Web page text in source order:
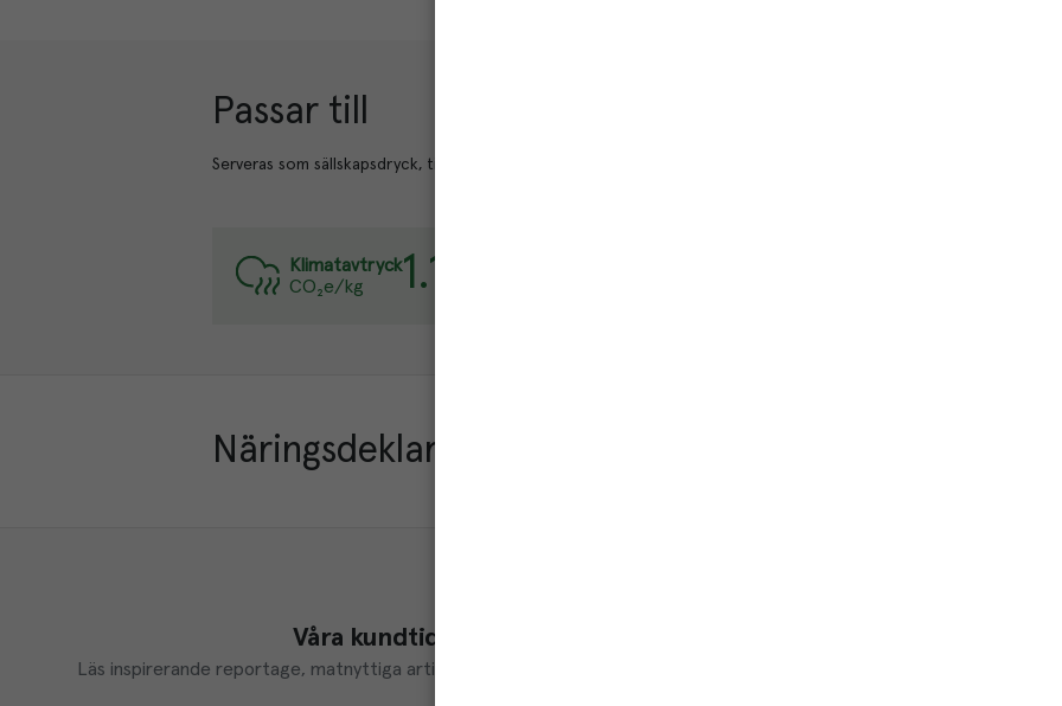
Passar till
Serveras som sällskapsdryck, till buffé eller till rätter av fisk eller ljust kött. Maltig smak med inslag av
Klimatavtryck
CO₂e/kg
1.1
Näringsdeklaration
Våra kundtidningar
Läs inspirerande reportage, matnyttiga artiklar och ta del av aktuella kampanjer. Du som är Menigo-